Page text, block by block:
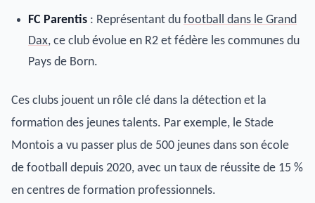
FC Parentis : Représentant du football dans le Grand
Dax, ce club évolue en R2 et fédère les communes du
Pays de Born.
Ces clubs jouent un rôle clé dans la détection et la
formation des jeunes talents. Par exemple, le Stade
Montois a vu passer plus de 500 jeunes dans son école
de football depuis 2020, avec un taux de réussite de 15 %
en centres de formation professionnels.